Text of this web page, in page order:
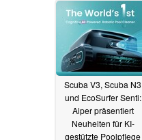
Scuba V3, Scuba N3
und EcoSurfer Senti:
Aiper präsentiert
Neuheiten für KI-
gestützte Poolpflege